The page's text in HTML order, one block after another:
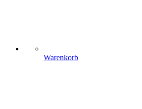
Warenkorb